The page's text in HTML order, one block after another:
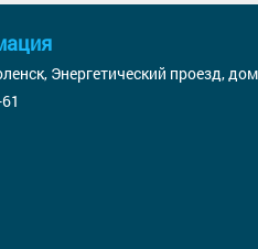
Энергетический проезд,